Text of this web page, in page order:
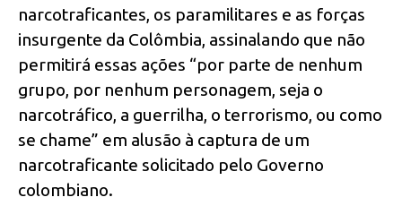
narcotraficantes, os paramilitares e as forças
insurgente da Colômbia, assinalando que não
permitirá essas ações “por parte de nenhum
grupo, por nenhum personagem, seja o
narcotráfico, a guerrilha, o terrorismo, ou como
se chame” em alusão à captura de um
narcotraficante solicitado pelo Governo
colombiano.